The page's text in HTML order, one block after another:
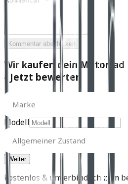
Kommentar abschicken
Wir kaufen dein Motorrad
- Jetzt bewerten
Marke
Marke
Modell
Allgemeiner
Zustand
Allgemeiner Zustand
kostenlos & unverbindlich zum